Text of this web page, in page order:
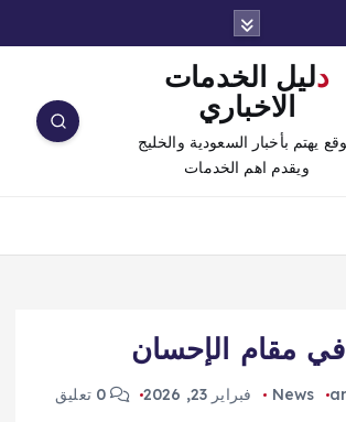
دليل الخدمات
الاخباري
يهتم بأخبار السعودية والخليج
ويقدم اهم الخدمات
مقام الإحسان
News فبراير 23, 2026 0 تعليق